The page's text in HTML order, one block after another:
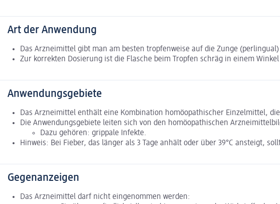
Art der Anwendung
Das Arzneimittel gibt man am besten tropfenweise auf die Zunge
Zur korrekten Dosierung ist die Flasche beim Tropfen schräg in einem
Anwendungsgebiete
Das Arzneimittel enthält eine Kombination homöopathischer Einzelmittel,
Die Anwendungsgebiete leiten sich von den homöopathischen
Dazu gehören: grippale Infekte.
Hinweis: Bei Fieber, das länger als 3 Tage anhält oder über 39°C ansteigt,
Gegenanzeigen
Das Arzneimittel darf nicht eingenommen werden: